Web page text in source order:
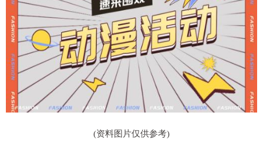
(资料图片仅供参考)